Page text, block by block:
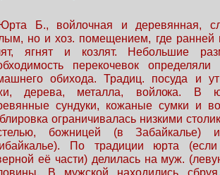
Б., войлочная и деревянная,
но и хоз. помещением, где ранней
ягнят и козлят. Небольшие
перекочевок
обихода. Традиц. посуда и
дерева, металла, войлока. В
сундуки, кожаные сумки и
ограничивалась низкими
божницей (в Забайкалье)
По традиции юрта
её части) делилась на муж.
В мужской находились